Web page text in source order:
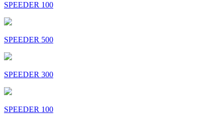
SPEEDER 100
SPEEDER 500
SPEEDER 300
SPEEDER 100